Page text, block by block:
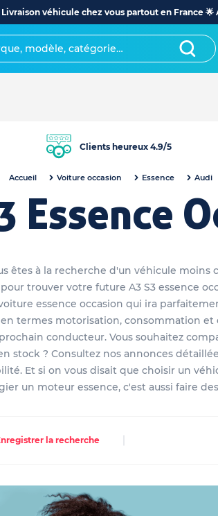
Livraison véhicule chez vous partout en France 🌟
Clients heureux 4.9/5
Accueil Voiture occasion Essence Audi
Essence
êtes à la recherche d'un véhicule
trouver votre future A3 S3 essence
essence occasion qui ira
termes motorisation, consommation
conducteur. Vous souhaitez
stock ? Consultez nos annonces
Et si on vous disait que choisir un
un moteur essence, c'est aussi faire
la recherche